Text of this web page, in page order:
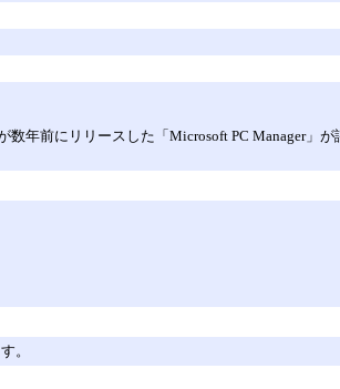
年前にリリースした「Microsoft PC Manager」が
。